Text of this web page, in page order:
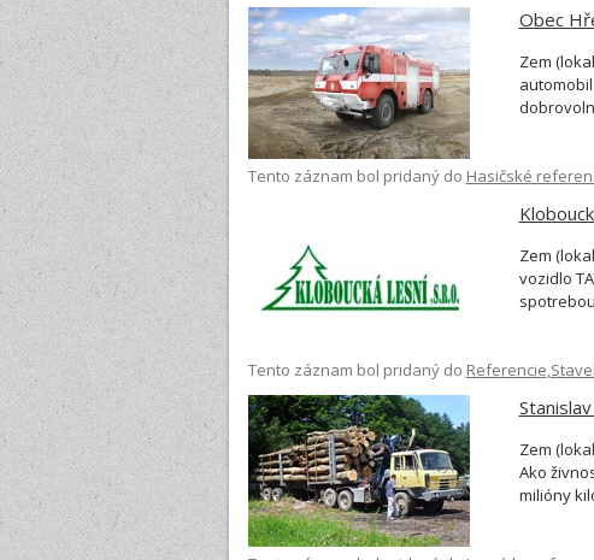
Obec
Zem
automobil
Tento záznam bol pridaný do Hasičské
Zem
vozidlo
dobrých
Tento záznam bol pridaný do Referencie,
Zem
Ako
milióny